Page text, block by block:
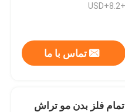
تماس با ما
SHA-307 تمام فلز بدن مو تراش